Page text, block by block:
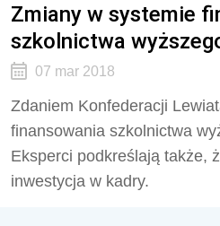
Zmiany w systemie
szkolnictwa
07 mar 2018
Zdaniem Konfederacji
finansowania szkolnictwa
Eksperci podkreślają także,
inwestycja w kadry.